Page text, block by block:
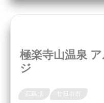
極楽寺山温泉
ジ
広島県